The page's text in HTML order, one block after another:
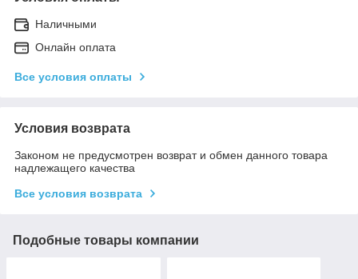
Наличными
Онлайн оплата
Все условия оплаты
Условия возврата
Законом не предусмотрен возврат и обмен данного товара
надлежащего качества
Все условия возврата
Подобные товары компании